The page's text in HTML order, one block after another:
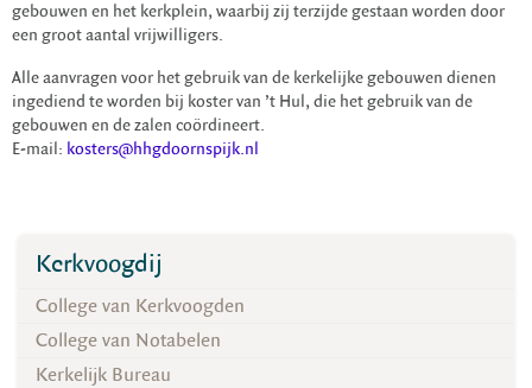
gebouwen en het kerkplein, waarbij zij terzijde gestaan worden door
een groot aantal vrijwilligers.
Alle aanvragen voor het gebruik van de kerkelijke gebouwen dienen
ingediend te worden bij koster van ’t Hul, die het gebruik van de
gebouwen en de zalen coördineert.
E-mail: kosters@hhgdoornspijk.nl
Kerkvoogdij
College van Kerkvoogden
College van Notabelen
Kerkelijk Bureau